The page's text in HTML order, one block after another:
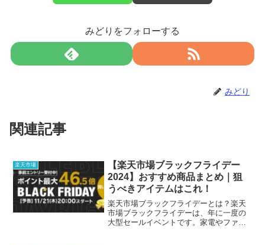
みどりをフォローする
みどり
関連記事
楽天市場
【楽天市場ブラックフライデー
2024】おすすめ商品まとめ｜狙
うべきアイテムはこれ！
楽天市場ブラックフライデーとは？楽天
市場ブラックフライデーは、年に一度の
大型セールイベントです。家電やファッ